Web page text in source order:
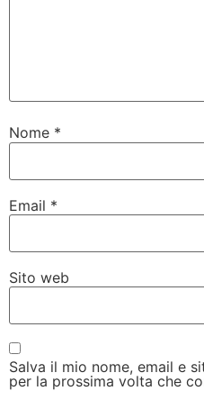
Nome *
Email *
Sito web
Salva il mio nome, email e
per la prossima volta che